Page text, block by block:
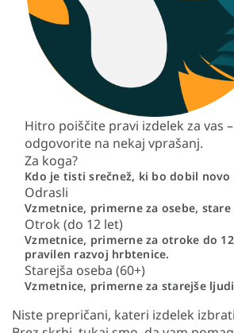
Hitro poiščite pravi izdelek za vas
odgovorite na nekaj vprašanj.
Za koga?
Kdo je tisti srečnež, ki bo dobil novo
Odrasli
Vzmetnice, primerne za osebe,
Otrok (do 12 let)
Vzmetnice, primerne za otroke do
pravilen razvoj hrbtenice.
Starejša oseba (60+)
Vzmetnice, primerne za starejše
Niste prepričani, kateri izdelek